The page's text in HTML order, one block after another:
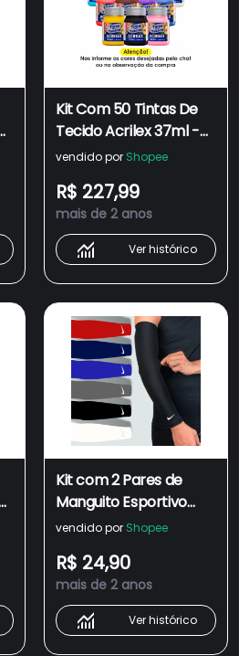
Kit Com 50 Tintas De
Tecido Acrilex 37ml -
Escolha As Cores
vendido por Shopee
R$ 227,99
mais de 2 anos
Ver histórico
Kit com 2 Pares de
Manguito Esportivo
Térmico proteção uv
cores
vendido por Shopee
R$ 24,90
mais de 2 anos
Ver histórico